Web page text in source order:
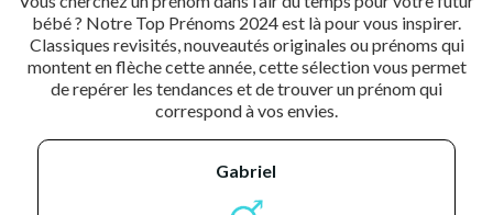
bébé ? Notre Top Prénoms 2024 est là pour vous inspirer.
Classiques revisités, nouveautés originales ou prénoms qui
montent en flèche cette année, cette sélection vous permet
de repérer les tendances et de trouver un prénom qui
correspond à vos envies.
gabriel